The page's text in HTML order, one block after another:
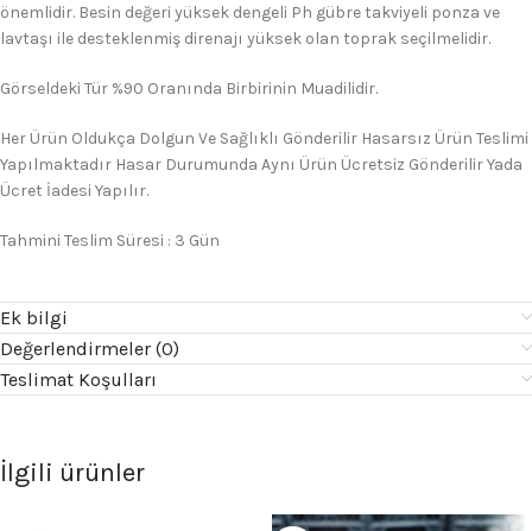
önemlidir. Besin değeri yüksek dengeli Ph gübre takviyeli ponza ve
lavtaşı ile desteklenmiş direnajı yüksek olan toprak seçilmelidir.
Görseldeki Tür %90 Oranında Birbirinin Muadilidir.
Her Ürün Oldukça Dolgun Ve Sağlıklı Gönderilir Hasarsız Ürün Teslimi
Yapılmaktadır Hasar Durumunda Aynı Ürün Ücretsiz Gönderilir Yada
Ücret İadesi Yapılır.
Tahmini Teslim Süresi : 3 Gün
Ek bilgi
Değerlendirmeler (0)
Teslimat Koşulları
İlgili ürünler